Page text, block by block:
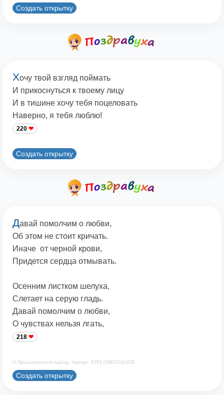
Создать открытку
Хочу твой взгляд поймать
И прикоснуться к твоему лицу
И в тишине хочу тебя поцеловать
Наверно, я тебя люблю!
220
Создать открытку
Давай помолчим о любви,
Об этом не стоит кричать.
Иначе от черной крови,
Придется сердца отмывать.
Осенним листком шелуха,
Слетает на серую гладь.
Давай помолчим о любви,
О чувствах нельзя лгать,
218
© Принадлежит сайту. Автор: EFFLORESCENCE
Создать открытку